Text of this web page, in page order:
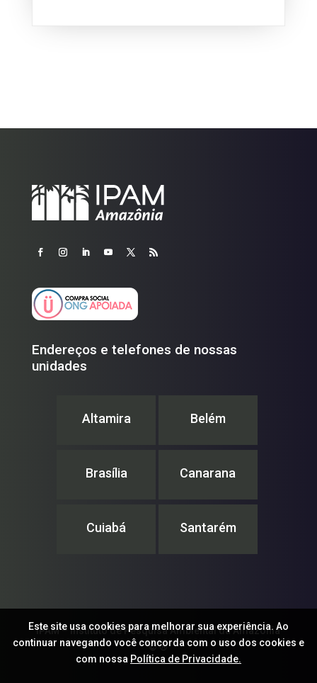
Endereços e telefones de nossas
unidades
Altamira Belém
Brasília Canarana
Cuiabá Santarém
IPAM – Instituto de Pesquisa Ambiental da Amazônia
© ®
Este site usa cookies para melhorar sua experiência. Ao
continuar navegando você concorda com o uso dos cookies e
com nossa Política de Privacidade.